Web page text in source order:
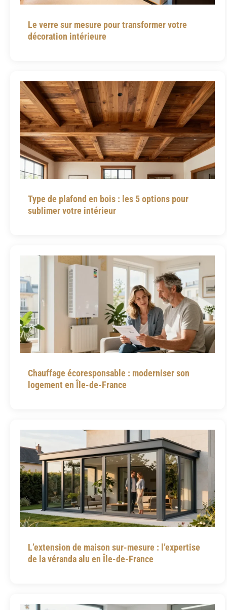
Le verre sur mesure pour transformer votre
décoration intérieure
Type de plafond en bois : les 5 options pour
sublimer votre intérieur
Chauffage écoresponsable : moderniser son
logement en Île-de-France
L’extension de maison sur-mesure : l’expertise
de la véranda alu en Île-de-France